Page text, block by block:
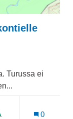
Turussa ei
0